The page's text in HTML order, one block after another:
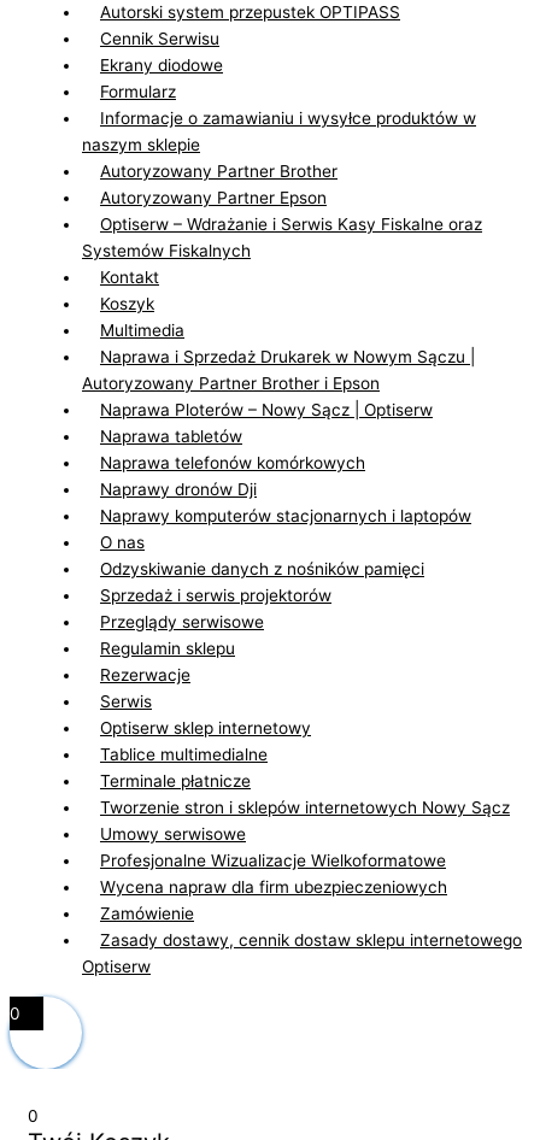
Autorski system przepustek OPTIPASS
Cennik Serwisu
Ekrany diodowe
Formularz
Informacje o zamawianiu i wysyłce produktów w
naszym sklepie
Autoryzowany Partner Brother
Autoryzowany Partner Epson
Optiserw – Wdrażanie i Serwis Kasy Fiskalne oraz
Systemów Fiskalnych
Kontakt
Koszyk
Multimedia
Naprawa i Sprzedaż Drukarek w Nowym Sączu |
Autoryzowany Partner Brother i Epson
Naprawa Ploterów – Nowy Sącz | Optiserw
Naprawa tabletów
Naprawa telefonów komórkowych
Naprawy dronów Dji
Naprawy komputerów stacjonarnych i laptopów
O nas
Odzyskiwanie danych z nośników pamięci
Sprzedaż i serwis projektorów
Przeglądy serwisowe
Regulamin sklepu
Rezerwacje
Serwis
Optiserw sklep internetowy
Tablice multimedialne
Terminale płatnicze
Tworzenie stron i sklepów internetowych Nowy Sącz
Umowy serwisowe
Profesjonalne Wizualizacje Wielkoformatowe
Wycena napraw dla firm ubezpieczeniowych
Zamówienie
Zasady dostawy, cennik dostaw sklepu internetowego
Optiserw
0
0